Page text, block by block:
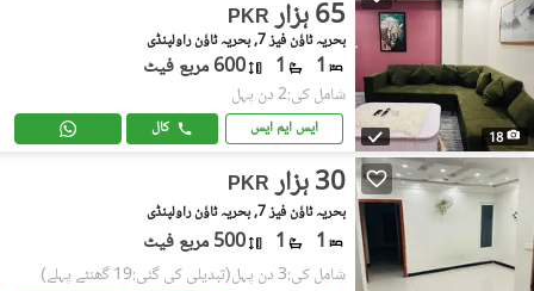
18
PKR 65 ہزار
بحریہ ٹاؤن فیز 7, بحریہ ٹاؤن راولپنڈی
1
1 600 مربع فیٹ
شامل کی:2 دن پہل
ایس ایم ایس کال
PKR 30 ہزار
بحریہ ٹاؤن فیز 7, بحریہ ٹاؤن راولپنڈی
1
1 500 مربع فیٹ
شامل کی:3 دن پہل (تبدیلی کی گئی:19 گھنٹے پہلے)